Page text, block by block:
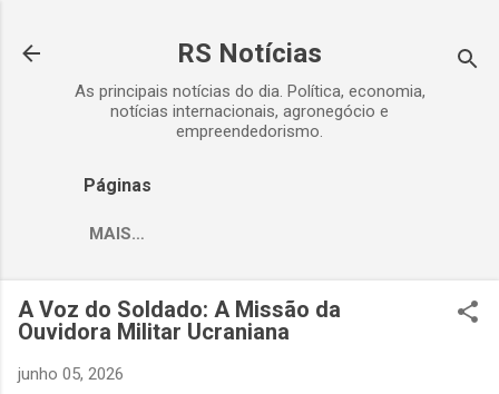
RS Notícias
As principais notícias do dia. Política, economia,
notícias internacionais, agronegócio e
empreendedorismo.
Páginas
MAIS…
A Voz do Soldado: A Missão da
Ouvidora Militar Ucraniana
junho 05, 2026